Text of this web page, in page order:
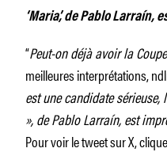
‘Maria’, de Pablo Larraín,
“Peut-on déjà avoir la
meilleures interprétations,
est une candidate
», de Pablo Larraín, est
Pour voir le tweet sur X,